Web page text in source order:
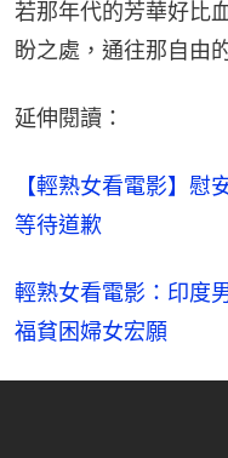
若那年代的芳華好比
盼之處，通往那自由
延伸閱讀：
【輕熟女看電影】慰
等待道歉
輕熟女看電影：印度
福貧困婦女宏願